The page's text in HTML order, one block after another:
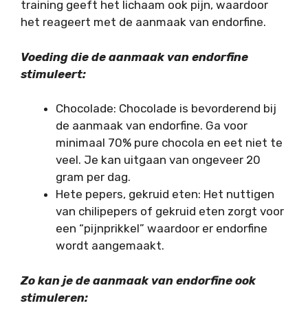
training geeft het lichaam ook pijn, waardoor
het reageert met de aanmaak van endorfine.
Voeding die de aanmaak van endorfine
stimuleert:
Chocolade: Chocolade is bevorderend bij
de aanmaak van endorfine. Ga voor
minimaal 70% pure chocola en eet niet te
veel. Je kan uitgaan van ongeveer 20
gram per dag.
Hete pepers, gekruid eten: Het nuttigen
van chilipepers of gekruid eten zorgt voor
een “pijnprikkel” waardoor er endorfine
wordt aangemaakt.
Zo kan je de aanmaak van endorfine ook
stimuleren: